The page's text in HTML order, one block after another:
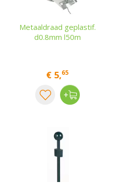
Metaaldraad geplastif.
d0.8mm l50m
€ 5,65